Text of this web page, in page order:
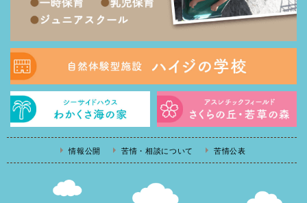
情報公開 苦情・相談について 苦情公表